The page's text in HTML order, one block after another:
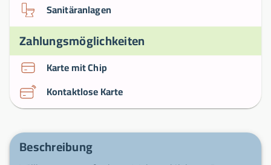
Sanitäranlagen
Zahlungsmöglichkeiten
Karte mit Chip
Kontaktlose Karte
Beschreibung